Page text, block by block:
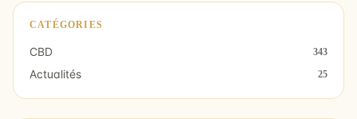
CATÉGORIES
CBD 343
Actualités 25